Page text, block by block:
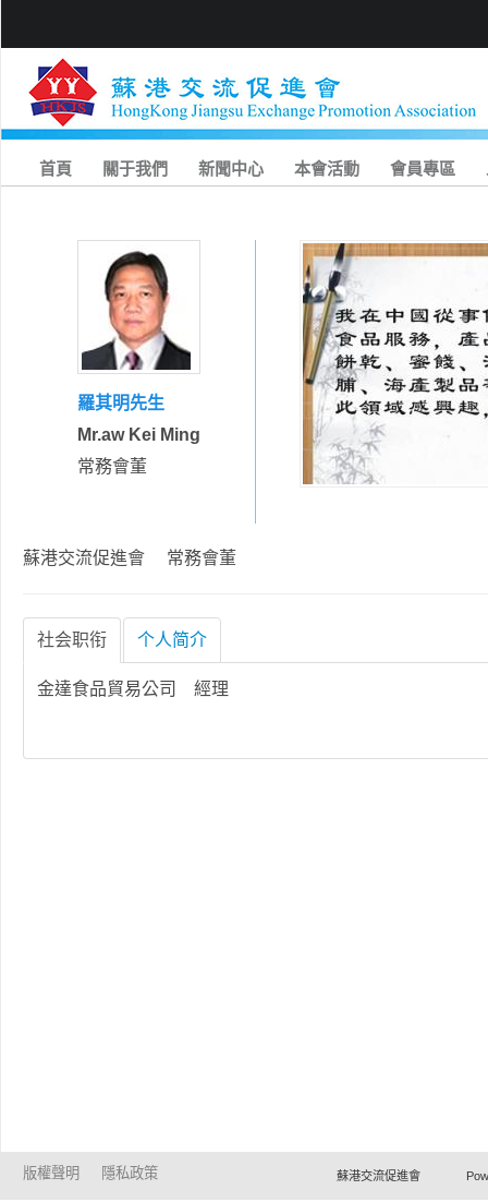
首頁 關于我們 新聞中心 本會活動 會員專區
羅其明先生
Mr.aw Kei Ming
常務會董
蘇港交流促進會 常務會董
社会职衔 个人简介
金達食品貿易公司 經理
版權聲明 隱私政策 蘇港交流促進會